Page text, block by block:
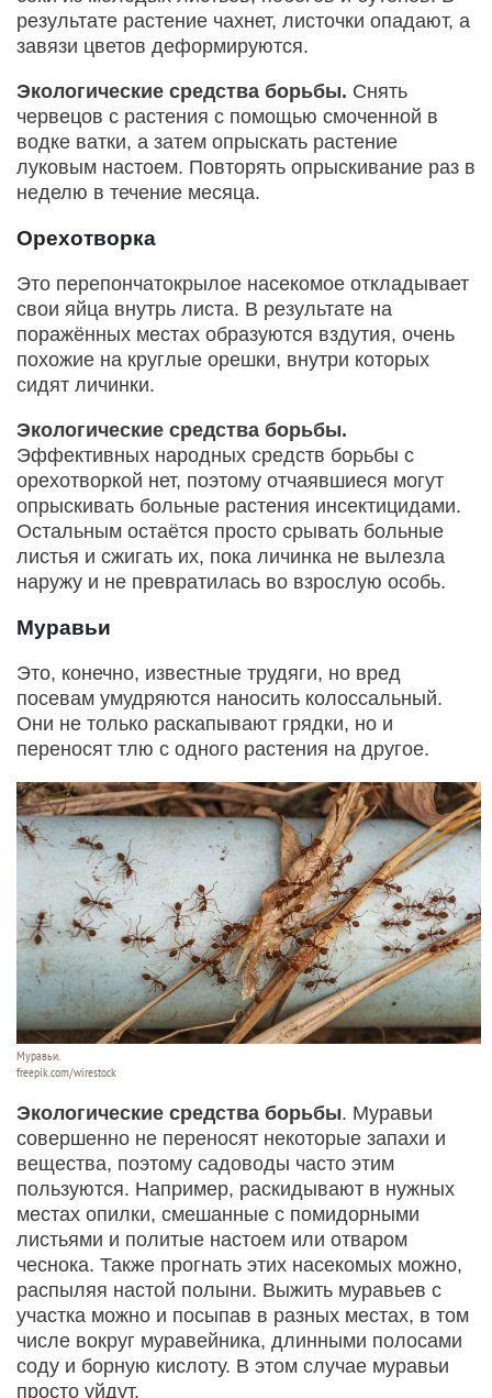
результате растение чахнет, листочки опадают, а
завязи цветов деформируются.
Экологические средства борьбы. Снять
червецов с растения с помощью смоченной в
водке ватки, а затем опрыскать растение
луковым настоем. Повторять опрыскивание раз в
неделю в течение месяца.
Орехотворка
Это перепончатокрылое насекомое откладывает
свои яйца внутрь листа. В результате на
поражённых местах образуются вздутия, очень
похожие на круглые орешки, внутри которых
сидят личинки.
Экологические средства борьбы.
Эффективных народных средств борьбы с
орехотворкой нет, поэтому отчаявшиеся могут
опрыскивать больные растения инсектицидами.
Остальным остаётся просто срывать больные
листья и сжигать их, пока личинка не вылезла
наружу и не превратилась во взрослую особь.
Муравьи
Это, конечно, известные трудяги, но вред
посевам умудряются наносить колоссальный.
Они не только раскапывают грядки, но и
переносят тлю с одного растения на другое.
Муравьи.
freepik.com/wirestock
Экологические средства борьбы. Муравьи
совершенно не переносят некоторые запахи и
вещества, поэтому садоводы часто этим
пользуются. Например, раскидывают в нужных
местах опилки, смешанные с помидорными
листьями и политые настоем или отваром
чеснока. Также прогнать этих насекомых можно,
распыляя настой полыни. Выжить муравьев с
участка можно и посыпав в разных местах, в том
числе вокруг муравейника, длинными полосами
соду и борную кислоту. В этом случае муравьи
просто уйдут.